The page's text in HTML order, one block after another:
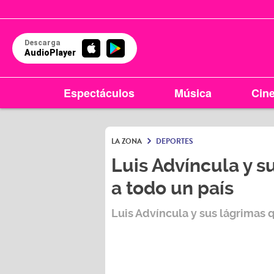
Descarga
AudioPlayer
Espectáculos Música
LA ZONA DEPORTES
Luis Advíncula y
a todo un país
Luis Advíncula y sus lágrimas